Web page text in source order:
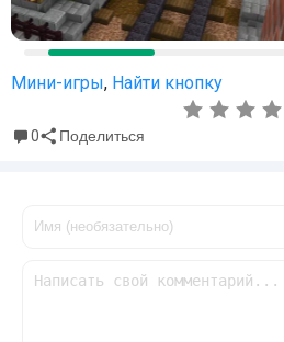
Мини-игры, Найти кнопку
0 Поделиться